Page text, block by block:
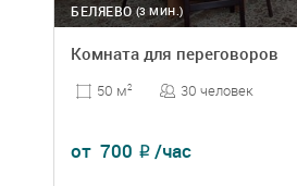
(3 МИН.)
БЕЛЯЕВО
Комната для переговоров
50 м2 30 человек
от 700 ₽ /час